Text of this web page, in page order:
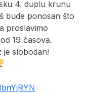
4. duplu krunu
bude ponosan što
proslavimo
19 časova.
je slobodan!